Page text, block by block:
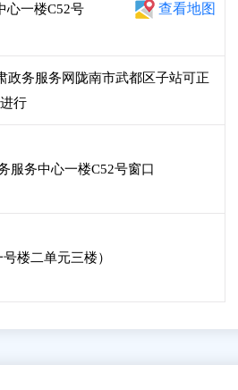
心一楼C52号
查看地图
政务服务网陇南市武都区子站可正
行
服务中心一楼C52号窗口
楼二单元三楼）